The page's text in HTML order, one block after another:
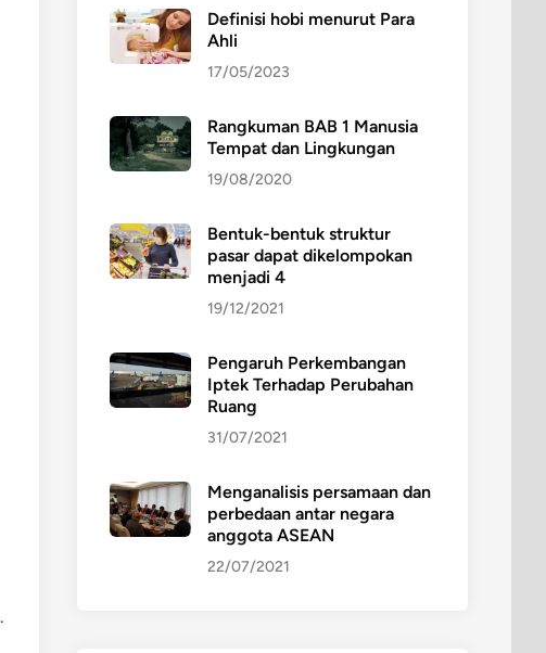
.
Definisi hobi menurut Para
Ahli
17/05/2023
Rangkuman BAB 1 Manusia
Tempat dan Lingkungan
19/08/2020
Bentuk-bentuk struktur
pasar dapat dikelompokan
menjadi 4
19/12/2021
Pengaruh Perkembangan
Iptek Terhadap Perubahan
Ruang
31/07/2021
Menganalisis persamaan dan
perbedaan antar negara
anggota ASEAN
22/07/2021